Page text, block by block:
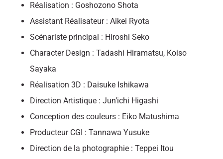
Réalisation : Goshozono Shota
Assistant Réalisateur : Aikei Ryota
Scénariste principal : Hiroshi Seko
Character Design : Tadashi Hiramatsu, Koiso
Sayaka
Réalisation 3D : Daisuke Ishikawa
Direction Artistique : Jun’ichi Higashi
Conception des couleurs : Eiko Matushima
Producteur CGI : Tannawa Yusuke
Direction de la photographie : Teppei Itou